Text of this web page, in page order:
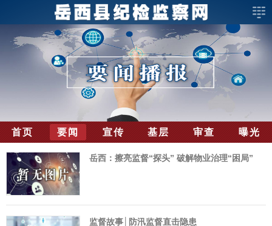
首页 要闻 宣传 基层 审查 曝光
岳西：擦亮监督“探头” 破解物业治理“困局”
监督故事│防汛监督直击隐患